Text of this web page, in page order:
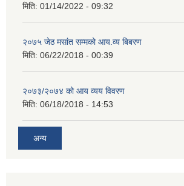
मिति: 01/14/2022 - 09:32
२०७५ जेठ मसांत सम्मको आय.व्य बिबरण
मिति: 06/22/2018 - 00:39
२०७३/२०७४ को आय व्यय विवरण
मिति: 06/18/2018 - 14:53
अन्य